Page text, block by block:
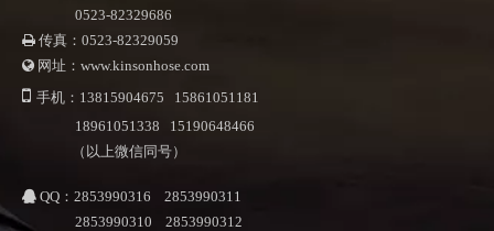
0523-82329686
 传真：0523-82329059
 网址：www.kinsonhose.com
 手机：13815904675 15861051181
18961051338 15190648466
（以上微信同号）
 QQ：2853990316 2853990311
2853990310 2853990312